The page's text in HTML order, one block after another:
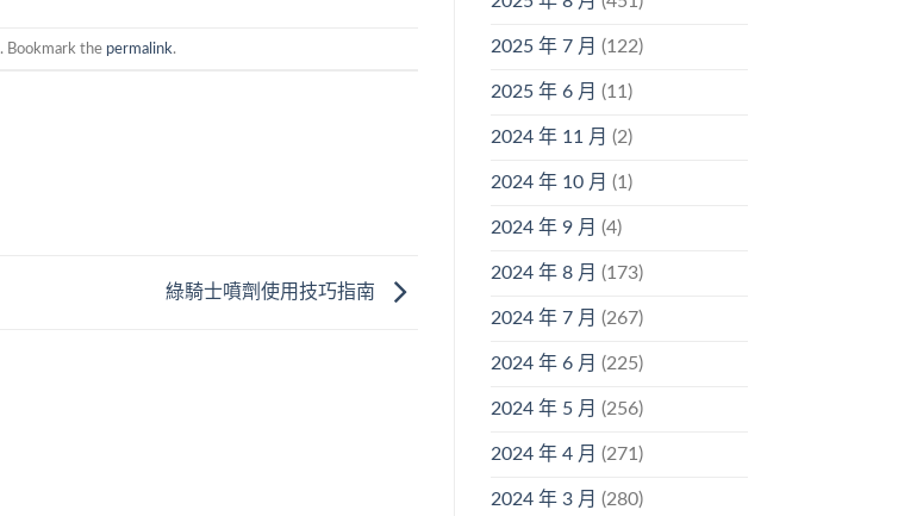
. Bookmark the permalink.
綠騎士噴劑使用技巧指南
2025 年 7 月 (122)
2025 年 6 月 (11)
2024 年 11 月 (2)
2024 年 10 月 (1)
2024 年 9 月 (4)
2024 年 8 月 (173)
2024 年 7 月 (267)
2024 年 6 月 (225)
2024 年 5 月 (256)
2024 年 4 月 (271)
2024 年 3 月 (280)